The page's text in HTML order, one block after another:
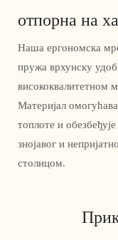
отпорна на
Наша ергономска
пружа врхунску
висококвалитетном
Материјал
топлоте и
знојавог и
столицом.